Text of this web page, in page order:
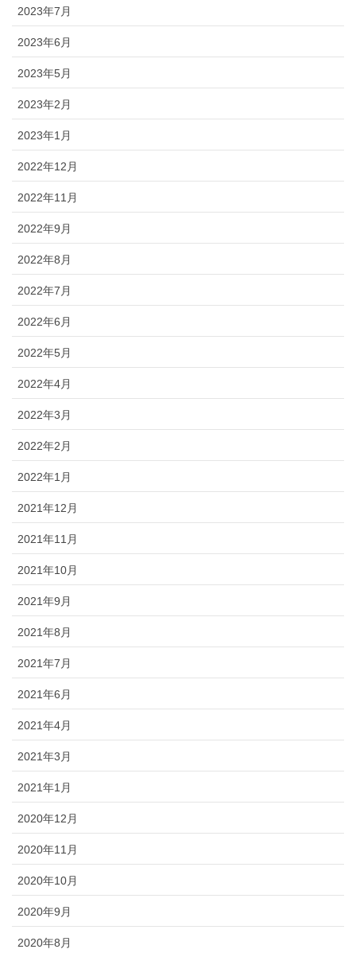
2023年7月
2023年6月
2023年5月
2023年2月
2023年1月
2022年12月
2022年11月
2022年9月
2022年8月
2022年7月
2022年6月
2022年5月
2022年4月
2022年3月
2022年2月
2022年1月
2021年12月
2021年11月
2021年10月
2021年9月
2021年8月
2021年7月
2021年6月
2021年4月
2021年3月
2021年1月
2020年12月
2020年11月
2020年10月
2020年9月
2020年8月